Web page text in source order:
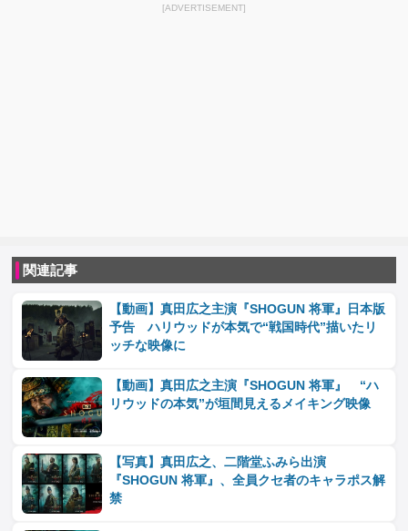
[ADVERTISEMENT]
関連記事
【動画】真田広之主演『SHOGUN 将軍』日本版
予告 ハリウッドが本気で“戦国時代”描いたリ
ッチな映像に
【動画】真田広之主演『SHOGUN 将軍』 “ハ
リウッドの本気”が垣間見えるメイキング映像
【写真】真田広之、二階堂ふみら出演
『SHOGUN 将軍』、全員クセ者のキャラポス解
禁